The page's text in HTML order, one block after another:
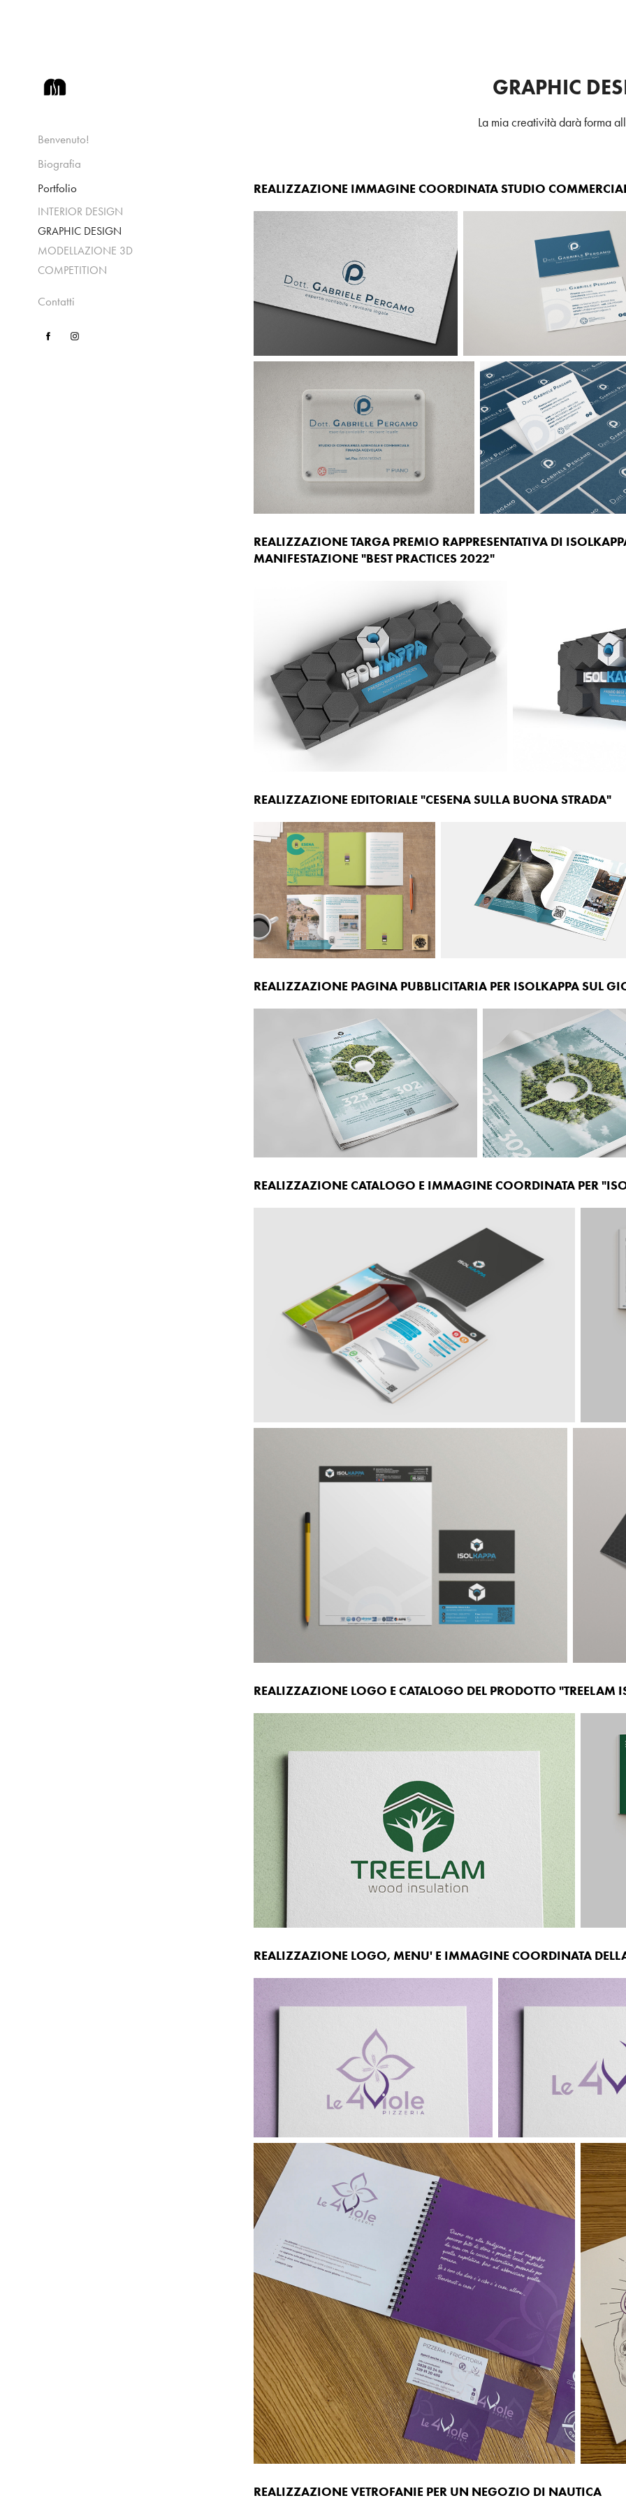
Benvenuto!
Biografia
Portfolio
INTERIOR DESIGN
GRAPHIC DESIGN
MODELLAZIONE 3D
COMPETITION
Contatti
GRAPHIC
La mia creatività darà forma
REALIZZAZIONE IMMAGINE COORDINATA STUDIO
REALIZZAZIONE TARGA PREMIO RAPPRESENTATIVA DI
MANIFESTAZIONE "BEST PRACTICES 2022"
REALIZZAZIONE EDITORIALE "CESENA SULLA BUONA STRADA"
REALIZZAZIONE PAGINA PUBBLICITARIA PER ISOLKAPPASUL
REALIZZAZIONE CATALOGO E IMMAGINE COORDINATA PER
REALIZZAZIONE LOGO E CATALOGO DEL PRODOTTO "TREELAM
REALIZZAZIONE LOGO, MENU' E IMMAGINE COORDINATA
REALIZZAZIONE VETROFANIE PER UN NEGOZIO DI NAUTICA